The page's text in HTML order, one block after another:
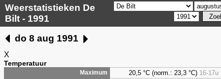
Weerstatistieken De
Bilt - 1991
do 8 aug 1991
X
Temperatuur
Maximum 20,5 °C (norm.: 23,3 °C) 16-17u